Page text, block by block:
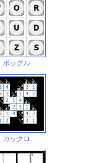
ボッグル
カックロ